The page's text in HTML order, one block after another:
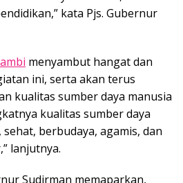
kata Pjs. Gubernur
menyambut hangat dan
ini, serta akan terus
kualitas sumber daya manusia
kualitas sumber daya
berbudaya, agamis, dan
lanjutnya.
Sudirman memaparkan,